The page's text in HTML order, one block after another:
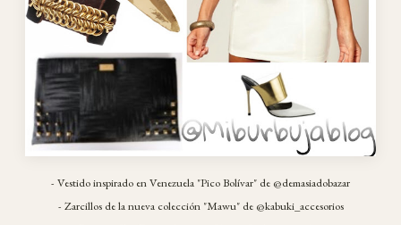
- Vestido inspirado en Venezuela "Pico Bolívar" de @demasiadobazar
- Zarcillos de la nueva colección "Mawu" de @kabuki_accesorios